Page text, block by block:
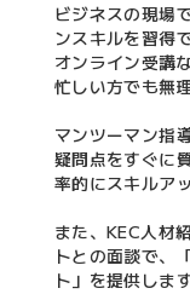
ビジネスの現場
ンスキルを習得
オンライン受講
忙しい方でも無
マンツーマン指
疑問点をすぐに
率的にスキルア
また、KEC人材
トとの面談で、
ト」を提供します